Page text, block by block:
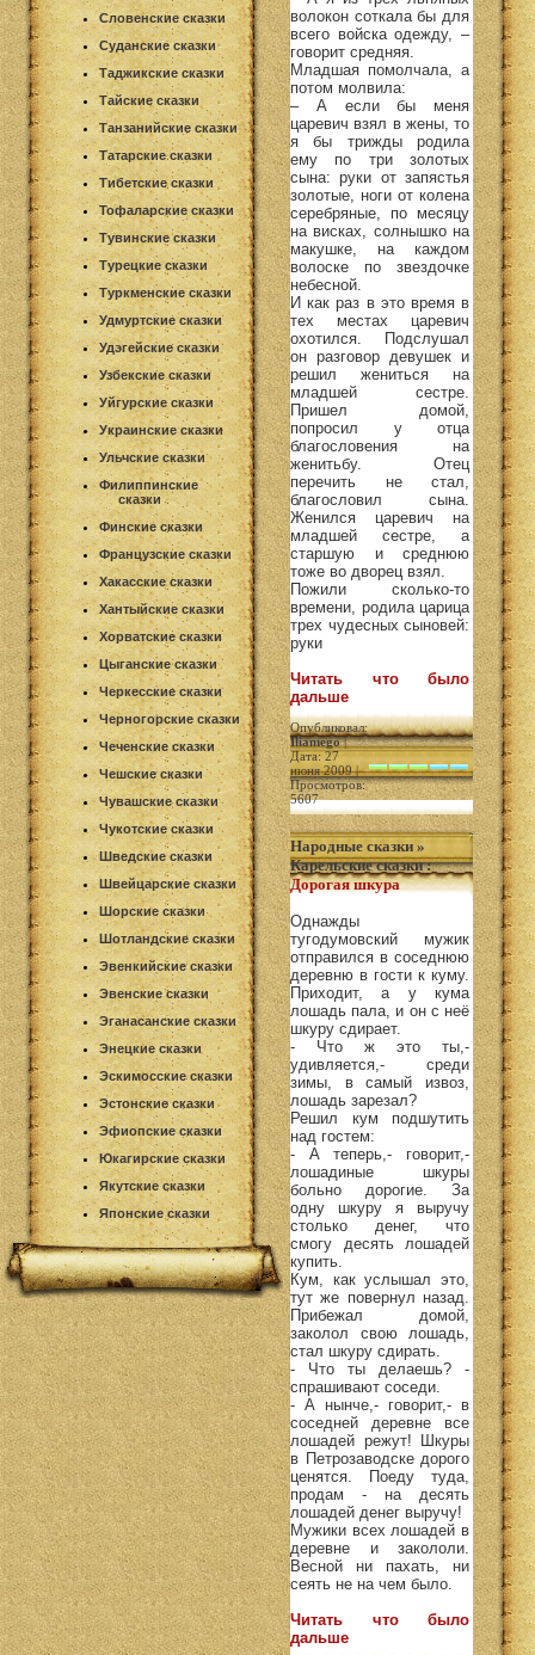
Словенские сказки
Суданские сказки
Таджикские сказки
Тайские сказки
Танзанийские сказки
Татарские сказки
Тибетские сказки
Тофаларские сказки
Тувинские сказки
Турецкие сказки
Туркменские сказки
Удмуртские сказки
Удэгейские сказки
Узбекские сказки
Уйгурские сказки
Украинские сказки
Ульчские сказки
Филиппинские
сказки
Финские сказки
Французские сказки
Хакасские сказки
Хантыйские сказки
Хорватские сказки
Цыганские сказки
Черкесские сказки
Черногорские сказки
Чеченские сказки
Чешские сказки
Чувашские сказки
Чукотские сказки
Шведские сказки
Швейцарские сказки
Шорские сказки
Шотландские сказки
Эвенкийские сказки
Эвенские сказки
Эганасанские сказки
Энецкие сказки
Эскимосские сказки
Эстонские сказки
Эфиопские сказки
Юкагирские сказки
Якутские сказки
Японские сказки
волокон соткала бы для
всего войска одежду, –
говорит средняя.
Младшая помолчала, а
потом молвила:
– А если бы меня
царевич взял в жены, то
я бы трижды родила
ему по три золотых
сына: руки от запястья
золотые, ноги от колена
серебряные, по месяцу
на висках, солнышко на
макушке, на каждом
волоске по звездочке
небесной.
И как раз в это время в
тех местах царевич
охотился. Подслушал
он разговор девушек и
решил жениться на
младшей сестре.
Пришел домой,
попросил у отца
благословения на
женитьбу. Отец
перечить не стал,
благословил сына.
Женился царевич на
младшей сестре, а
старшую и среднюю
тоже во дворец взял.
Пожили сколько-то
времени, родила царица
трех чудесных сыновей:
руки
Читать что было
дальше
Опубликовал:
Iliamego|
Дата: 27
июня 2009 |
Просмотров:
5607
Народные сказки »
Карельские сказки:
Дорогая шкура
Однажды
тугодумовский мужик
отправился в соседнюю
деревню в гости к куму.
Приходит, а у кума
лошадь пала, и он с неё
шкуру сдирает.
- Что ж это ты,-
удивляется,- среди
зимы, в самый извоз,
лошадь зарезал?
Решил кум подшутить
над гостем:
- А теперь,- говорит,-
лошадиные шкуры
больно дорогие. За
одну шкуру я выручу
столько денег, что
смогу десять лошадей
купить.
Кум, как услышал это,
тут же повернул назад.
Прибежал домой,
заколол свою лошадь,
стал шкуру сдирать.
- Что ты делаешь? -
спрашивают соседи.
- А нынче,- говорит,- в
соседней деревне все
лошадей режут! Шкуры
в Петрозаводске дорого
ценятся. Поеду туда,
продам - на десять
лошадей денег выручу!
Мужики всех лошадей в
деревне и закололи.
Весной ни пахать, ни
сеять не на чем было.
Читать что было
дальше